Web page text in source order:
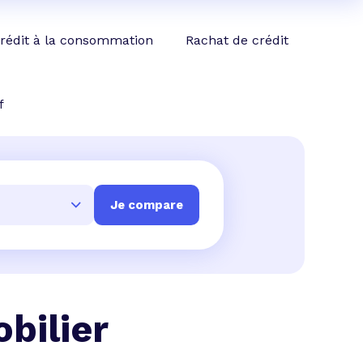
à la consommation Rachat de crédit